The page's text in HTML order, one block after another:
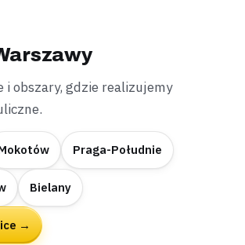
i obszary, gdzie realizujemy
Praga-Południe
Bielany
→